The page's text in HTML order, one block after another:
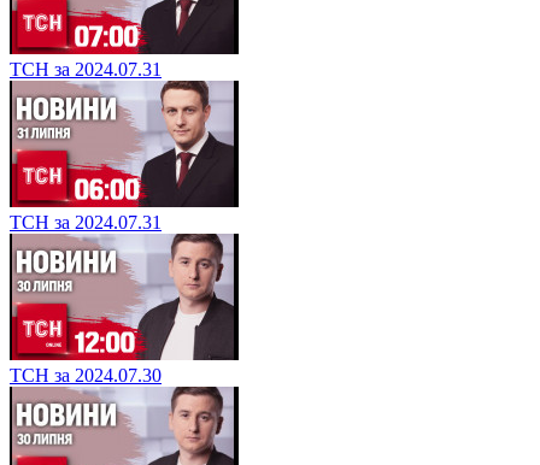
ТСН за 2024.07.31
ТСН за 2024.07.31
ТСН за 2024.07.30